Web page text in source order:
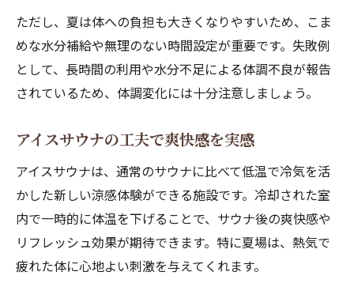
サウナ後の外気浴でリフレッシュ体験
夏のサウナで爽快感を保つ工夫を紹介
サウナ涼感が自律神経に与える影響
夏サウナで整う体験のコツを紹介
夏でも整うためのサウナ利用タイミング
冷却サウナで爽快な整いを実現する工夫
サウナ涼感を最大化する休憩法の実践
サウナで整わない時の対策ポイント
健康意識で選ぶサウナ涼感の楽しみ方
ただし、夏は体への負担も大きくなりやすいため、こま
めな水分補給や無理のない時間設定が重要です。失敗例
として、長時間の利用や水分不足による体調不良が報告
されているため、体調変化には十分注意しましょう。
アイスサウナの工夫で爽快感を実感
アイスサウナは、通常のサウナに比べて低温で冷気を活
かした新しい涼感体験ができる施設です。冷却された室
内で一時的に体温を下げることで、サウナ後の爽快感や
リフレッシュ効果が期待できます。特に夏場は、熱気で
疲れた体に心地よい刺激を与えてくれます。